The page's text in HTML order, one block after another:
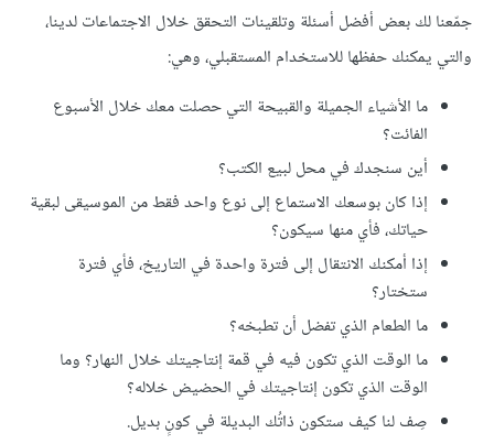
جمّعنا لك بعض أفضل أسئلة وتلقينات التحقق خلال الاجتماعات لدينا،
والتي يمكنك حفظها للاستخدام المستقبلي، وهي:
ما الأشياء الجميلة والقبيحة التي حصلت معك خلال الأسبوع
الفائت؟
أين سنجدك في محل لبيع الكتب؟
إذا كان بوسعك الاستماع إلى نوع واحد فقط من الموسيقى لبقية
حياتك، فأي منها سيكون؟
إذا أمكنك الانتقال إلى فترة واحدة في التاريخ، فأي فترة
ستختار؟
ما الطعام الذي تفضل أن تطبخه؟
ما الوقت الذي تكون فيه في قمة إنتاجيتك خلال النهار؟ وما
الوقت الذي تكون إنتاجيتك في الحضيض خلاله؟
صِف لنا كيف ستكون ذاتُك البديلة في كونٍ بديل.